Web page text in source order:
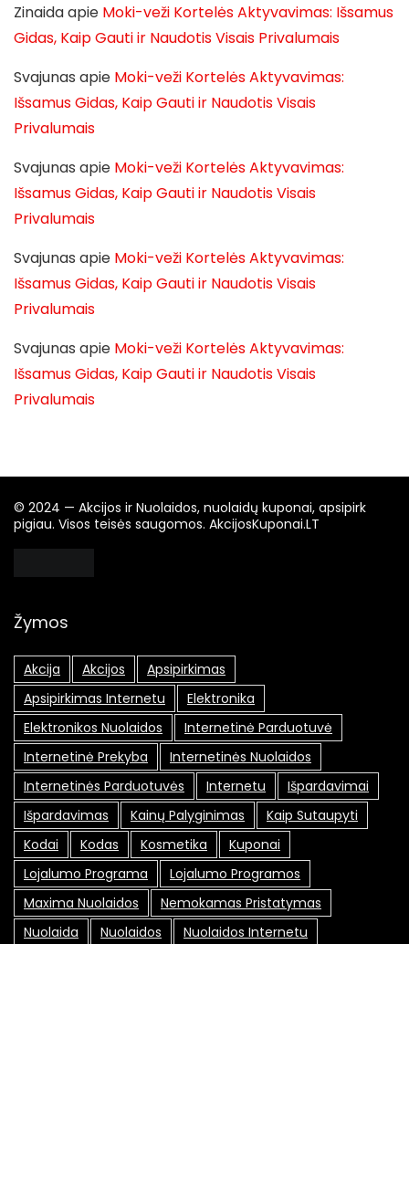
Zinaidaapie Moki-veži Kortelės Aktyvavimas: Išsamus
Gidas, Kaip Gauti ir Naudotis Visais Privalumais
Svajunas apie Moki-veži Kortelės Aktyvavimas:
Išsamus Gidas, Kaip Gauti ir Naudotis Visais
Privalumais
Svajunas apie Moki-veži Kortelės Aktyvavimas:
Išsamus Gidas, Kaip Gauti ir Naudotis Visais
Privalumais
Svajunas apie Moki-veži Kortelės Aktyvavimas:
Išsamus Gidas, Kaip Gauti ir Naudotis Visais
Privalumais
Svajunas apie Moki-veži Kortelės Aktyvavimas:
Išsamus Gidas, Kaip Gauti ir Naudotis Visais
Privalumais
© 2024 — Akcijos ir Nuolaidos, nuolaidų kuponai, apsipirk
pigiau. Visos teisės saugomos. AkcijosKuponai.LT
Žymos
Akcija Akcijos
Apsipirkimas
Apsipirkimas Internetu
Elektronika
Elektronikos Nuolaidos
Internetinė Parduotuvė
Internetinė Prekyba
Internetinės Nuolaidos
Internetinės Parduotuvės
Internetu
Išpardavimai
Išpardavimas
Kainų Palyginimas
Kaip Sutaupyti
Kodai
Kodas Kosmetika
Kuponai
Lojalumo Programa
Lojalumo Programos
Maxima Nuolaidos
Nemokamas Pristatymas
Nuolaida
Nuolaidos
Nuolaidos Internetu